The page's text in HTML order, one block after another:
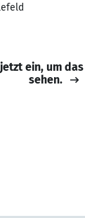
ein, um
sehen.